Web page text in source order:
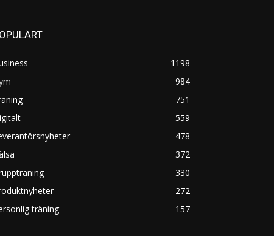
1198
984
751
559
478
372
330
272
träning
157